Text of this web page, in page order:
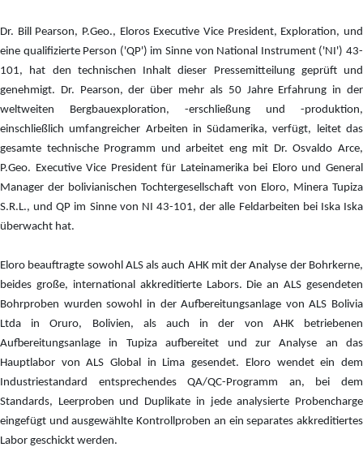
Dr. Bill Pearson, P.Geo., Eloros Executive Vice President, Exploration, und
eine qualifizierte Person ('QP') im Sinne von National Instrument ('NI') 43-
101, hat den technischen Inhalt dieser Pressemitteilung geprüft und
genehmigt. Dr. Pearson, der über mehr als 50 Jahre Erfahrung in der
weltweiten Bergbauexploration, -erschließung und -produktion,
einschließlich umfangreicher Arbeiten in Südamerika, verfügt, leitet das
gesamte technische Programm und arbeitet eng mit Dr. Osvaldo Arce,
P.Geo. Executive Vice President für Lateinamerika bei Eloro und General
Manager der bolivianischen Tochtergesellschaft von Eloro, Minera Tupiza
S.R.L., und QP im Sinne von NI 43-101, der alle Feldarbeiten bei Iska Iska
überwacht hat.
Eloro beauftragte sowohl ALS als auch AHK mit der Analyse der Bohrkerne,
beides große, international akkreditierte Labors. Die an ALS gesendeten
Bohrproben wurden sowohl in der Aufbereitungsanlage von ALS Bolivia
Ltda in Oruro, Bolivien, als auch in der von AHK betriebenen
Aufbereitungsanlage in Tupiza aufbereitet und zur Analyse an das
Hauptlabor von ALS Global in Lima gesendet. Eloro wendet ein dem
Industriestandard entsprechendes QA/QC-Programm an, bei dem
Standards, Leerproben und Duplikate in jede analysierte Probencharge
eingefügt und ausgewählte Kontrollproben an ein separates akkreditiertes
Labor geschickt werden.